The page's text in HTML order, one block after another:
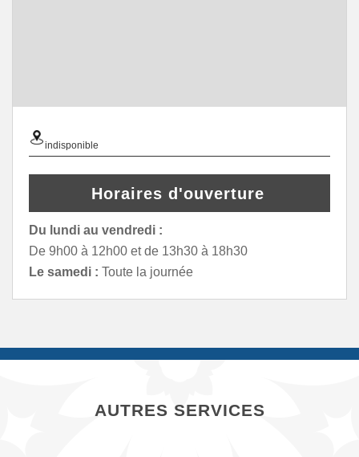
indisponible
Horaires d'ouverture
Du lundi au vendredi :
De 9h00 à 12h00 et de 13h30 à 18h30
Le samedi : Toute la journée
AUTRES SERVICES